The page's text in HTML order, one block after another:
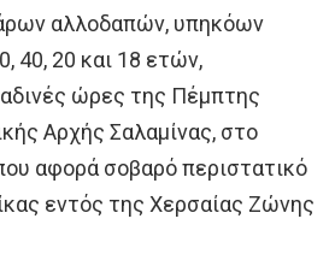
αλλοδαπών, υπηκόων
40, 20 και 18 ετών,
ώρες της Πέμπτης
Αρχής Σαλαμίνας, στο
αφορά σοβαρό περιστατικό
εντός της Χερσαίας Ζώνης